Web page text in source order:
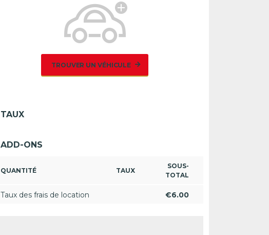
TROUVER UN VÉHICULE
TAUX
ADD-ONS
QUANTITÉ TAUX
SOUS-
TOTAL
Taux des frais de location €6.00